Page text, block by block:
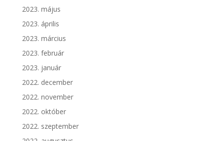
2023. május
2023. április
2023. március
2023. február
2023. január
2022. december
2022. november
2022. október
2022. szeptember